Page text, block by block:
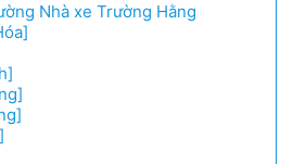
Nhà xe Trường Hằng